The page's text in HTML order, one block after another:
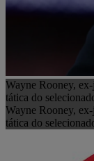
Wayne Rooney,
tática do
Wayne Rooney,
tática do